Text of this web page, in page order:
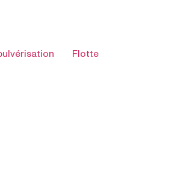
Flotte